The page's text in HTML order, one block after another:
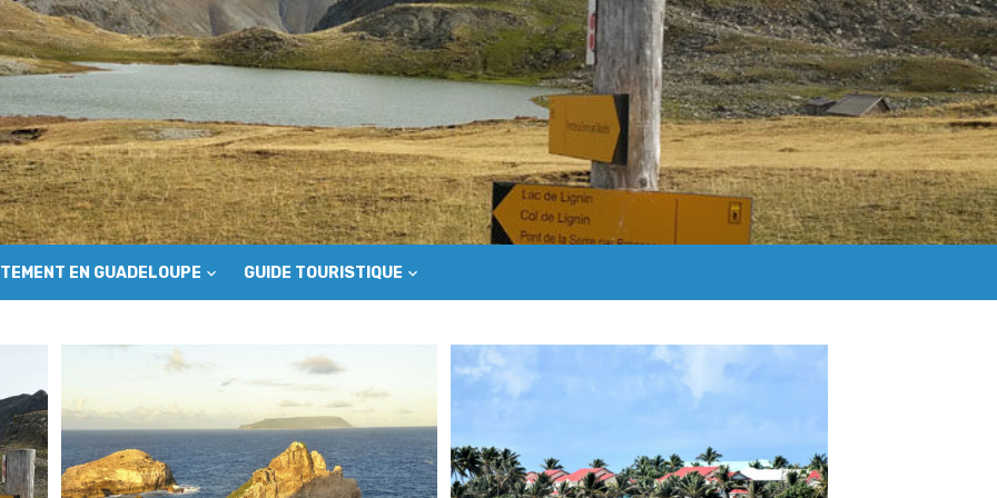
EN GUADELOUPE GUIDE TOURISTIQUE